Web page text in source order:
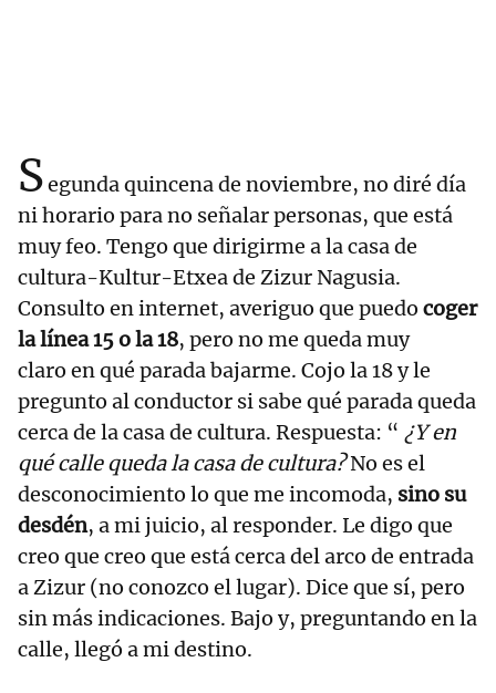
Segunda quincena de noviembre, no diré día
ni horario para no señalar personas, que está
muy feo. Tengo que dirigirme a la casa de
cultura-Kultur-Etxea de Zizur Nagusia.
Consulto en internet, averiguo que puedo coger
la línea 15 o la 18, pero no me queda muy
claro en qué parada bajarme. Cojo la 18 y le
pregunto al conductor si sabe qué parada queda
cerca de la casa de cultura. Respuesta: “ ¿Y en
qué calle queda la casa de cultura?No es el
desconocimiento lo que me incomoda, sino su
desdén, a mi juicio, al responder. Le digo que
creo que creo que está cerca del arco de entrada
a Zizur (no conozco el lugar). Dice que sí, pero
sin más indicaciones. Bajo y, preguntando en la
calle, llegó a mi destino.